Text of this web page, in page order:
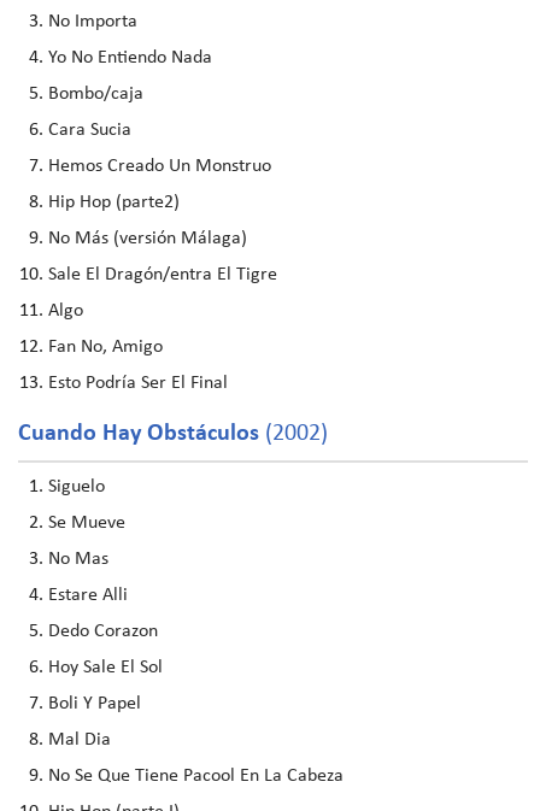
No Importa
Yo No Entiendo Nada
Bombo/caja
Cara Sucia
Hemos Creado Un Monstruo
Hip Hop (parte2)
No Más (versión Málaga)
Sale El Dragón/entra El Tigre
Algo
Fan No, Amigo
Esto Podría Ser El Final
Cuando Hay Obstáculos (2002)
Siguelo
Se Mueve
No Mas
Estare Alli
Dedo Corazon
Hoy Sale El Sol
Boli Y Papel
Mal Dia
No Se Que Tiene Pacool En La Cabeza